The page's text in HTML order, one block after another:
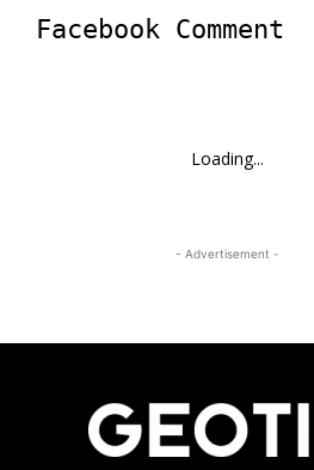
Facebook Comment
Loading...
- Advertisement -